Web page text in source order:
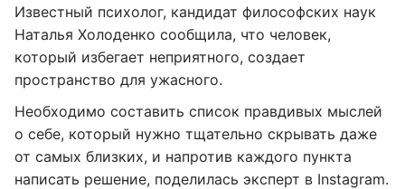
Известный психолог, кандидат философских наук
Наталья Холоденко сообщила, что человек,
который избегает неприятного, создает
пространство для ужасного.
Необходимо составить список правдивых мыслей
о себе, который нужно тщательно скрывать даже
от самых близких, и напротив каждого пункта
написать решение, поделилась эксперт в Instagram.